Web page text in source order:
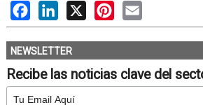
FacebookLinkedIn
X PinterestEmail
NEWSLETTER
Recibe las noticias clave del